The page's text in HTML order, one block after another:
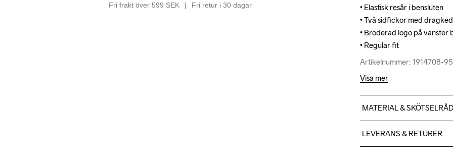
Fri frakt över 599 SEK Fri retur i 30 dagar
• Elastisk resår i bensluten
• Två sidfickor med
• Broderad logo på vänster
• Regular fit
Artikelnummer: 1914708-
• Elastisk resår i bensluten
• Två sidfickor med
• Broderad logo på vänster
• Regular fit
Artikelnummer: 1914708-
Visa mer
MATERIAL & SKÖTSELRÅD
LEVERANS & RETURER